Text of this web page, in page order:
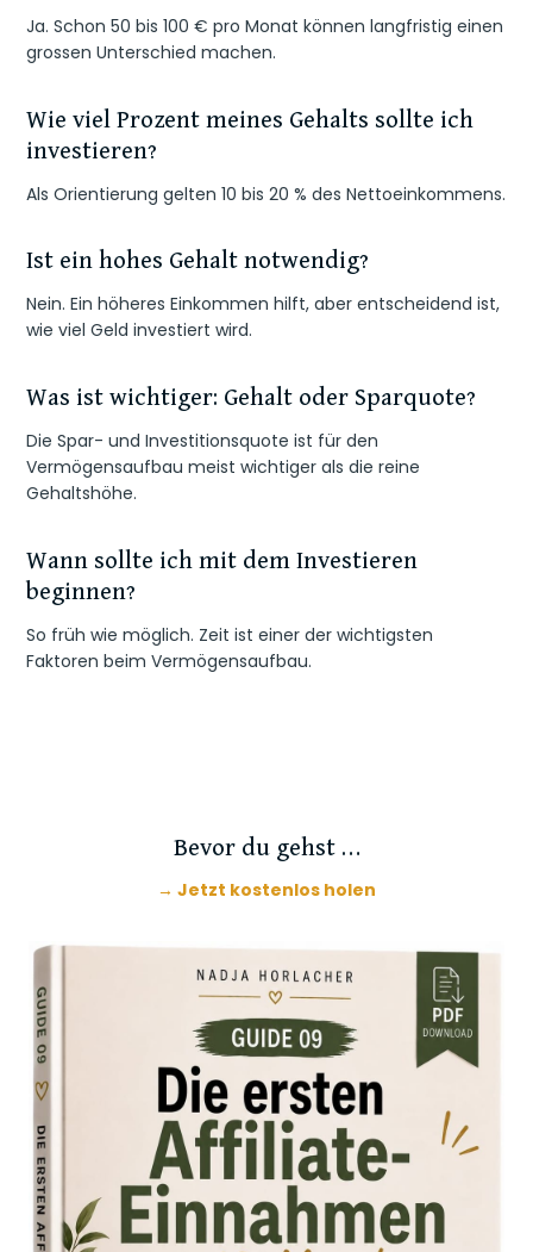
Ja. Schon 50 bis 100 € pro Monat können langfristig einen
grossen Unterschied machen.
Wie viel Prozent meines Gehalts sollte ich
investieren?
Als Orientierung gelten 10 bis 20 % des Nettoeinkommens.
Ist ein hohes Gehalt notwendig?
Nein. Ein höheres Einkommen hilft, aber entscheidend ist,
wie viel Geld investiert wird.
Was ist wichtiger: Gehalt oder Sparquote?
Die Spar- und Investitionsquote ist für den
Vermögensaufbau meist wichtiger als die reine
Gehaltshöhe.
Wann sollte ich mit dem Investieren
beginnen?
So früh wie möglich. Zeit ist einer der wichtigsten
Faktoren beim Vermögensaufbau.
Bevor du gehst …
→ Jetzt kostenlos holen